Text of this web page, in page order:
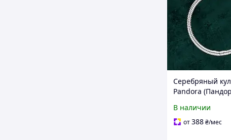
Серебряный
Pandora
В наличии
от388₴/мес